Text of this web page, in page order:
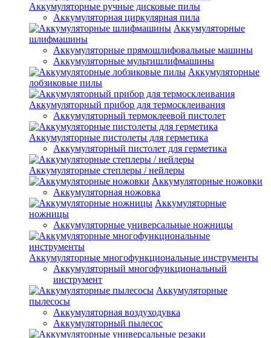
Аккумуляторные ручные дисковые пилы
Аккумуляторная циркулярная пила
Аккумуляторные
шлифмашины
Аккумуляторные прямошлифовальные машины
Аккумуляторные мультишлифмашины
Аккумуляторные
лобзиковые пилы
Аккумуляторный прибор для термосклеивания
Аккумуляторный термоклеевой пистолет
Аккумуляторные пистолеты для герметика
Аккумуляторный пистолет для герметика
Аккумуляторные степлеры / нейлеры
Аккумуляторные ножовки
Аккумуляторная ножовка
Аккумуляторные
ножницы
Аккумуляторные универсальные ножницы
Аккумуляторные многофункциональные инструменты
Аккумуляторный многофункциональный
инструмент
Аккумуляторные
пылесосы
Аккумуляторная воздуходувка
Аккумуляторный пылесос